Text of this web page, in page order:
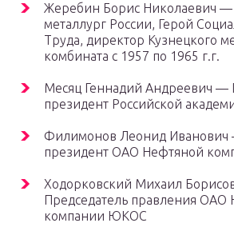
Жеребин Борис Николаевич
металлург России, Герой
Труда, директор Кузнецкого
комбината с 1957 по 1965 г.г.
Месяц Геннадий Андреевич —
президент Российской
Филимонов Леонид
президент ОАО Нефтяной
Ходорковский Михаил
Председатель правления ОАО
компании ЮКОС